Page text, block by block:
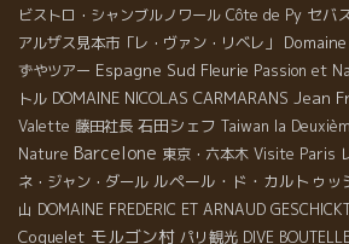
ビストロ・シャンブルノワール Côte de Py セバ
アルザス見本市「レ・ヴァン・リベレ」
ずやツアー Espagne Sud Fleurie Passion et
トル DOMAINE NICOLAS CARMARANS Jean
Valette 藤田社長 石田シェフ Taiwan la
Nature Barcelone 東京・六本木 Visite Paris
ネ・ジャン・ダール ルペール・ド・カルトゥッ
山 DOMAINE FREDERIC ET ARNAUD
Coquelet モルゴン村 パリ観光 DIVE BOUTELLE